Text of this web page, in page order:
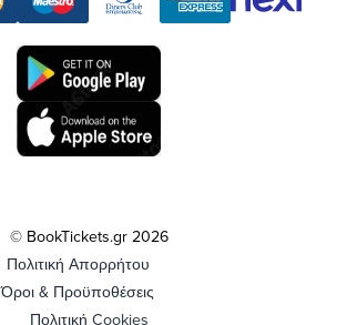
© BookTickets.gr 2026
Πολιτική Απορρήτου
Όροι & Προϋποθέσεις
Πολιτική Cookies